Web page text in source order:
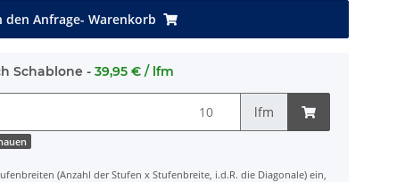
den Anfrage- Warenkorb
Schablone - 39,95 € / lfm
lfm
(Anzahl der Stufen x Stufenbreite, i.d.R. die Diagonale) ein,